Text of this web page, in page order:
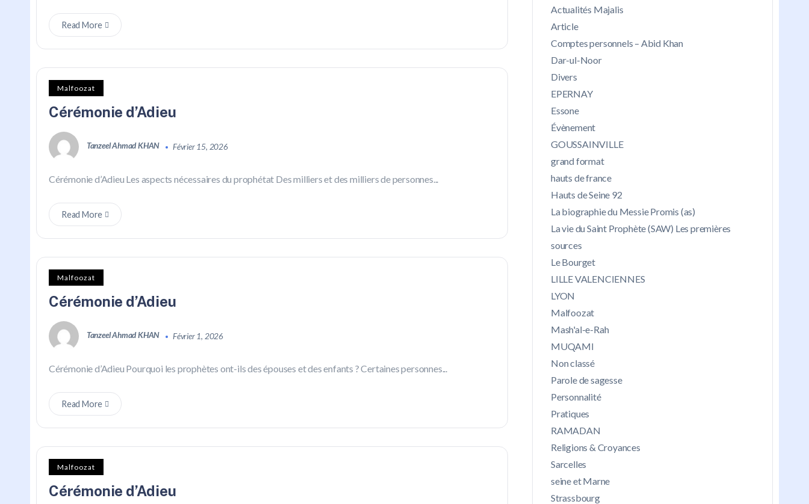
Read More
Malfoozat
Cérémonie d’Adieu
Tanzeel Ahmad KHAN Février 15, 2026
Cérémonie d’Adieu Les aspects nécessaires du prophétat Des milliers et des milliers de personnes...
Read More
Malfoozat
Cérémonie d’Adieu
Tanzeel Ahmad KHAN Février 1, 2026
Cérémonie d’Adieu Pourquoi les prophètes ont-ils des épouses et des enfants ? Certaines personnes...
Read More
Malfoozat
Cérémonie d’Adieu
Actualités Majalis
Article
Comptes personnels – Abid Khan
Dar-ul-Noor
Divers
EPERNAY
Essone
Évènement
GOUSSAINVILLE
grand format
hauts de france
Hauts de Seine 92
La biographie du Messie Promis (as)
La vie du Saint Prophète (SAW) Les premières
sources
Le Bourget
LILLE VALENCIENNES
LYON
Malfoozat
Mash'al-e-Rah
MUQAMI
Non classé
Parole de sagesse
Personnalité
Pratiques
RAMADAN
Religions & Croyances
Sarcelles
seine et Marne
Strassbourg